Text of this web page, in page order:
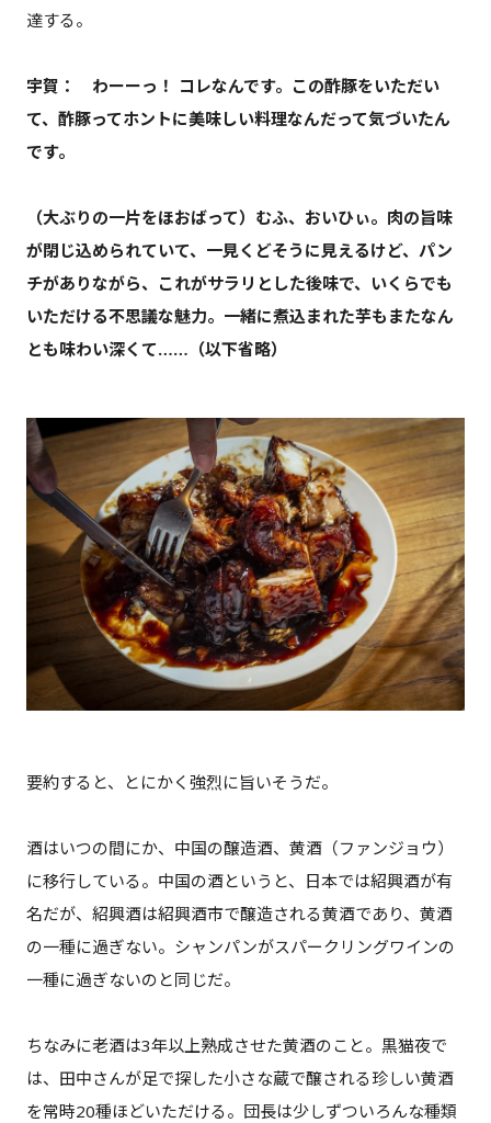
達する。
宇賀： わーーっ！ コレなんです。この酢豚をいただい
て、酢豚ってホントに美味しい料理なんだって気づいたん
です。
（大ぶりの一片をほおばって）むふ、おいひぃ。肉の旨味
が閉じ込められていて、一見くどそうに見えるけど、パン
チがありながら、これがサラリとした後味で、いくらでも
いただける不思議な魅力。一緒に煮込まれた芋もまたなん
とも味わい深くて……（以下省略）
要約すると、とにかく強烈に旨いそうだ。
酒はいつの間にか、中国の醸造酒、黄酒（ファンジョウ）
に移行している。中国の酒というと、日本では紹興酒が有
名だが、紹興酒は紹興酒市で醸造される黄酒であり、黄酒
の一種に過ぎない。シャンパンがスパークリングワインの
一種に過ぎないのと同じだ。
ちなみに老酒は3年以上熟成させた黄酒のこと。黒猫夜で
は、田中さんが足で探した小さな蔵で醸される珍しい黄酒
を常時20種ほどいただける。団長は少しずついろんな種類